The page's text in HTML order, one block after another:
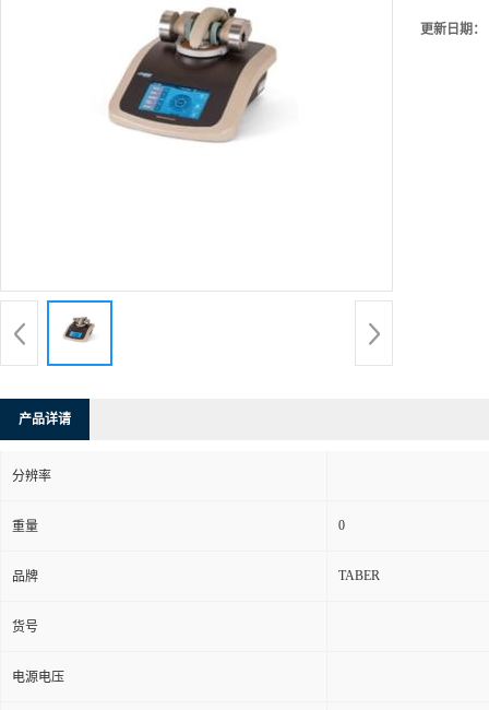
更新日期：
产品详请
分辨率
重量 0
品牌 TABER
货号
电源电压